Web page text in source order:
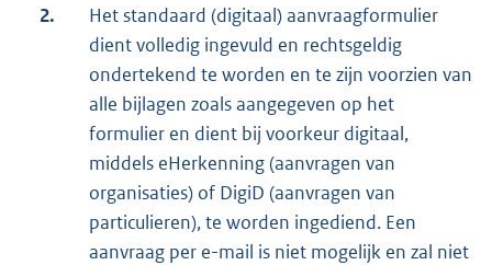
2.
Het standaard (digitaal) aanvraagformulier
dient volledig ingevuld en rechtsgeldig
ondertekend te worden en te zijn voorzien van
alle bijlagen zoals aangegeven op het
formulier en dient bij voorkeur digitaal,
middels eHerkenning (aanvragen van
organisaties) of DigiD (aanvragen van
particulieren), te worden ingediend. Een
aanvraag per e-mail is niet mogelijk en zal niet